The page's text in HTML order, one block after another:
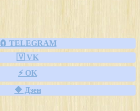
🧲 TELEGRAM
🇻 VK
⚡ OK
🔷 Дзен